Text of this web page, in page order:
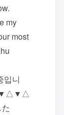
my
most
입니